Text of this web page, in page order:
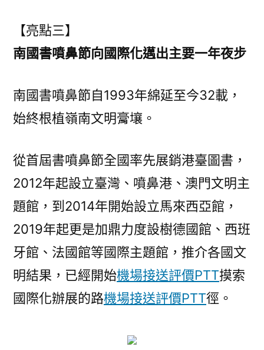
【亮點三】
南國書噴鼻節向國際化邁出主要一年夜步
南國書噴鼻節自1993年綿延至今32載，
始終根植嶺南文明膏壤。
從首屆書噴鼻節全國率先展銷港臺圖書，
2012年起設立臺灣、噴鼻港、澳門文明主
題館，到2014年開始設立馬來西亞館，
2019年起更是加鼎力度設樹德國館、西班
牙館、法國館等國際主題館，推介各國文
明結果，已經開始機場接送評價PTT摸索
國際化辦展的路機場接送評價PTT徑。